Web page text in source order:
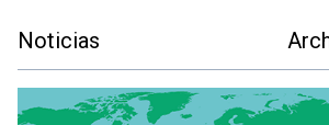
Noticias